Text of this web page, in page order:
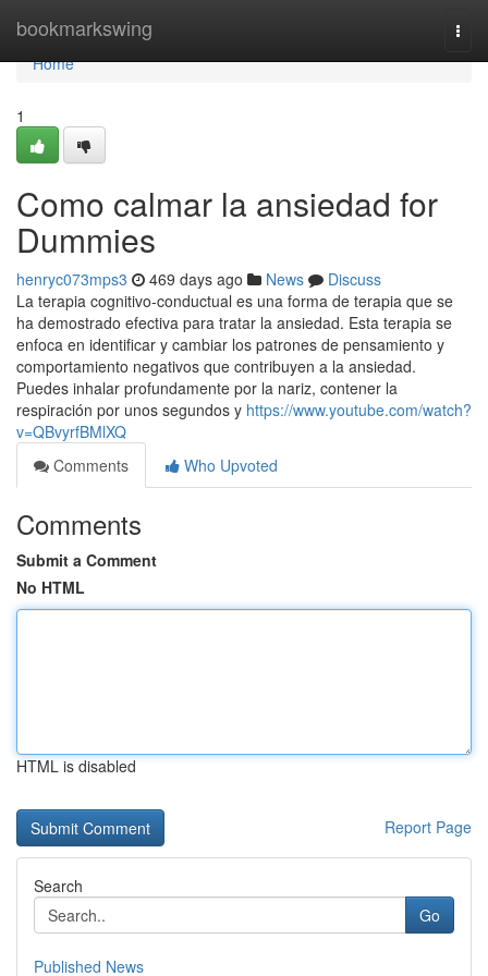
bookmarkswing
Home
Home
1
Como calmar la ansiedad for
Dummies
henryc073mps3 469 days ago News
Discuss
La terapia cognitivo-conductual es una forma de terapia que se
ha demostrado efectiva para tratar la ansiedad. Esta terapia se
enfoca en identificar y cambiar los patrones de pensamiento y
comportamiento negativos que contribuyen a la ansiedad.
Puedes inhalar profundamente por la nariz, contener la
respiración por unos segundos y https://www.youtube.com/watch?
v=QBvyrfBMlXQ
Comments
Who Upvoted
Comments
Submit a Comment
No HTML
HTML is disabled
Report Page
Search
Go
Published News